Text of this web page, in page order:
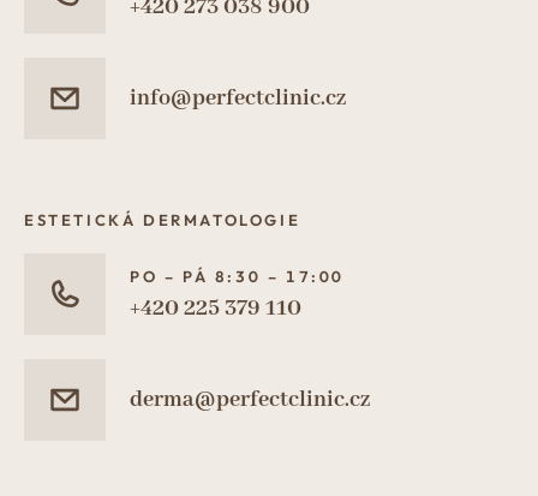
+420 273 038 900
info@perfectclinic.cz
ESTETICKÁ DERMATOLOGIE
PO – PÁ 8:30 – 17:00
+420 225 379 110
derma@perfectclinic.cz